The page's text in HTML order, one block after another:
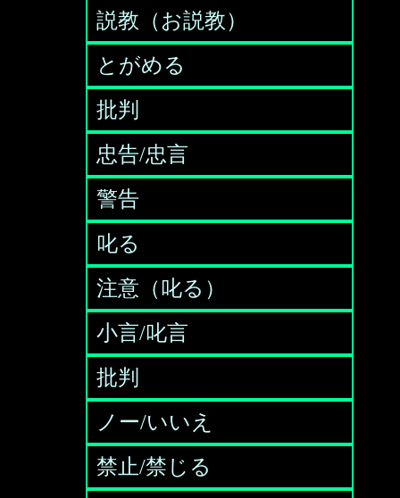
説教（お説教）
とがめる
批判
忠告/忠言
警告
叱る
注意（叱る）
小言/叱言
批判
ノー/いいえ
禁止/禁じる